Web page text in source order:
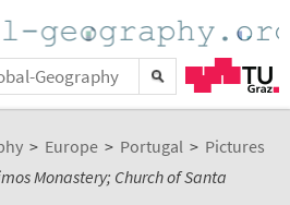
> Europe > Portugal > Pictures
Monastery; Church of Santa